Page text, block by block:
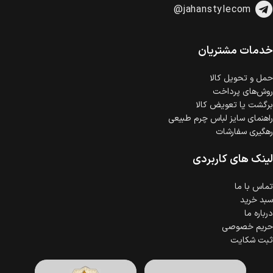
خرید اقساطی با شرایط آسان و بدون ضامن امکان‌پذیر
است.
گارانتی معتبر برای تمامی محصولات ارائه می‌شود.
@jahanstylecom
خدمات مشتریان
حمل‌ و تحویل کالا
روش‌های پرداخت
برگشت یا تعویض کالا
راهنمای سایز لباس چرم طبیعی
رهگیری سفارشات
لینک های کاربردی
تماس با ما
سبد خرید
درباره ما
حریم خصوصی
ثبت شکایت